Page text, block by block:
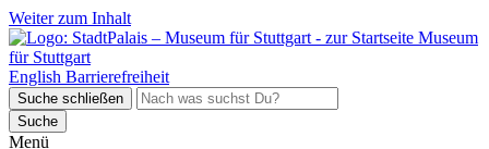
Weiter zum Inhalt
Museum
für Stuttgart
English Barrierefreiheit
Suche schließen
Suche
Menü